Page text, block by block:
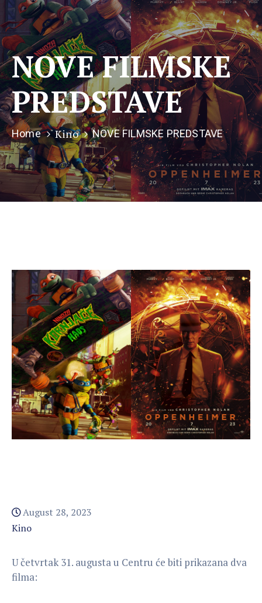
NOVE FILMSKE
PREDSTAVE
Home Kino NOVE FILMSKE PREDSTAVE
August 28, 2023
Kino
U četvrtak 31. augusta u Centru će biti prikazana dva
filma: